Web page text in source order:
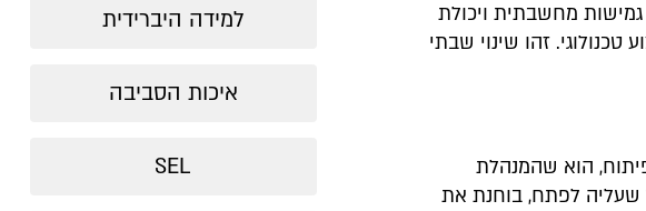
מחשבתית ויכולת
זהו שינוי שבתי
הוא שהמנהלת
שעליה לפתח, בוחנת את
למידה היברידית
איכות הסביבה
SEL